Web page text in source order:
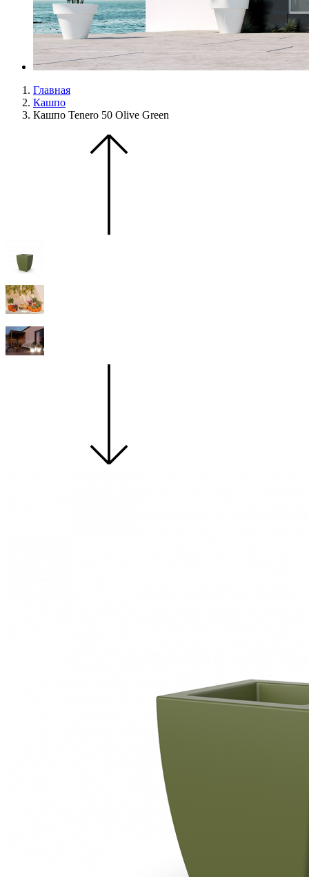
Главная
Кашпо
Кашпо Tenero 50 Olive Green